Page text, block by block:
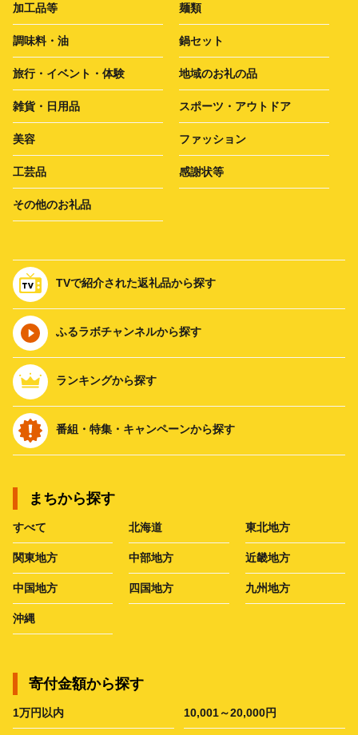
加工品等 麺類
調味料・油 鍋セット
旅行・イベント・体験 地域のお礼の品
雑貨・日用品 スポーツ・アウトドア
美容 ファッション
工芸品 感謝状等
その他のお礼品
TVで紹介された返礼品から探す
ふるラボチャンネルから探す
ランキングから探す
番組・特集・キャンペーンから探す
まちから探す
すべて 北海道 東北地方
関東地方 中部地方 近畿地方
中国地方 四国地方 九州地方
沖縄
寄付金額から探す
1万円以内 10,001～20,000円